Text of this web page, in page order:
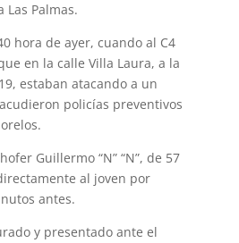
Palmas.
hora de ayer, cuando al C4
en la calle Villa Laura, a la
estaban atacando a un
policías preventivos
Guillermo “N” “N”, de 57
al joven por
antes.
y presentado ante el